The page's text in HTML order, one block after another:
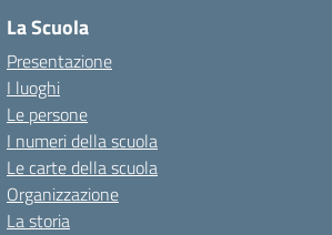
La Scuola
Presentazione
I luoghi
Le persone
I numeri della scuola
Le carte della scuola
Organizzazione
La storia